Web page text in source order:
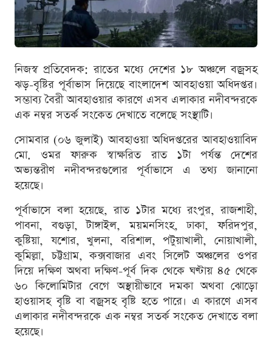
নিজস্ব প্রতিবেদক: রাতের মধ্যে দেশের ১৮ অঞ্চলে বজ্রসহ
ঝড়-বৃষ্টির পূর্বাভাস দিয়েছে বাংলাদেশ আবহাওয়া অধিদপ্তর।
সম্ভাব্য বৈরী আবহাওয়ার কারণে এসব এলাকার নদীবন্দরকে
এক নম্বর সতর্ক সংকেত দেখাতে বলেছে সংস্থাটি।
সোমবার (০৬ জুলাই) আবহাওয়া অধিদপ্তরের আবহাওয়াবিদ
মো. ওমর ফারুক স্বাক্ষরিত রাত ১টা পর্যন্ত দেশের
অভ্যন্তরীণ নদীবন্দরগুলোর পূর্বাভাসে এ তথ্য জানানো
হয়েছে।
পূর্বাভাসে বলা হয়েছে, রাত ১টার মধ্যে রংপুর, রাজশাহী,
পাবনা, বগুড়া, টাঙ্গাইল, ময়মনসিংহ, ঢাকা, ফরিদপুর,
কুষ্টিয়া, যশোর, খুলনা, বরিশাল, পটুয়াখালী, নোয়াখালী,
কুমিল্লা, চট্টগ্রাম, কক্সবাজার এবং সিলেট অঞ্চলের ওপর
দিয়ে দক্ষিণ অথবা দক্ষিণ-পূর্ব দিক থেকে ঘণ্টায় ৪৫ থেকে
৬০ কিলোমিটার বেগে অস্থায়ীভাবে দমকা অথবা ঝোড়ো
হাওয়াসহ বৃষ্টি বা বজ্রসহ বৃষ্টি হতে পারে। এ কারণে এসব
এলাকার নদীবন্দরকে এক নম্বর সতর্ক সংকেত দেখাতে বলা
হয়েছে।